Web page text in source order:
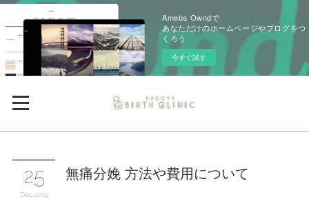
Ameba Owndで
あなただけのホームページやブログをつ
くろう
今すぐ試す
25
Dec 2019
無痛分娩 方法や費用について